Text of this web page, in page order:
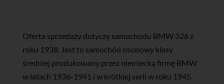
Oferta sprzedaży dotyczy samochodu BMW 326 z
roku 1938. Jest to samochód osobowy klasy
średniej produkowany przez niemiecką firmę BMW
w latach 1936-1941 i w krótkiej serii w roku 1945.